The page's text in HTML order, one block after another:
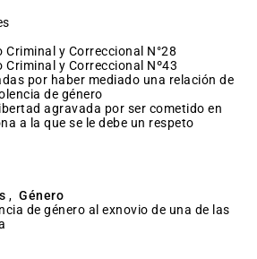
Criminal y Correccional N°28
Criminal y Correccional Nº43
de género
a la que se le debe un respeto
, Género
de género al exnovio de una de las